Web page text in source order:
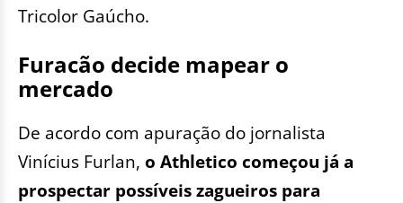
Tricolor Gaúcho.
Furacão decide mapear o
mercado
De acordo com apuração do jornalista
Vinícius Furlan, o Athletico começou já a
prospectar possíveis zagueiros para